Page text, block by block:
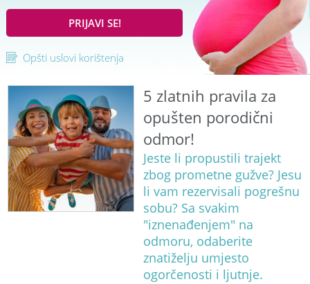
PRIJAVI SE!
Opšti uslovi korištenja
5 zlatnih pravila za
opušten porodični
odmor!
Jeste li propustili trajekt
zbog prometne gužve? Jesu
li vam rezervisali pogrešnu
sobu? Sa svakim
"iznenađenjem" na
odmoru, odaberite
znatiželju umjesto
ogorčenosti i ljutnje.